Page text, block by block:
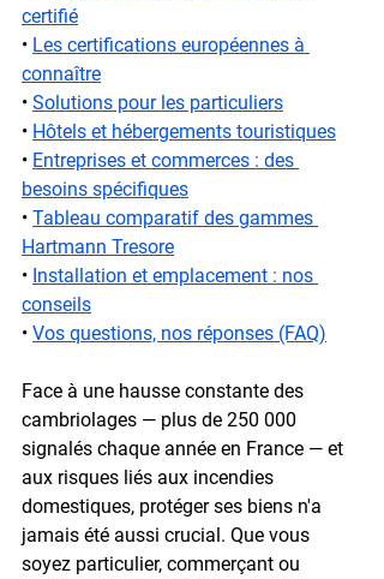
certifié
• Les certifications européennes à
connaître
• Solutions pour les particuliers
• Hôtels et hébergements touristiques
• Entreprises et commerces : des
besoins spécifiques
• Tableau comparatif des gammes
Hartmann Tresore
• Installation et emplacement : nos
conseils
• Vos questions, nos réponses (FAQ)
Face à une hausse constante des
cambriolages — plus de 250 000
signalés chaque année en France — et
aux risques liés aux incendies
domestiques, protéger ses biens n'a
jamais été aussi crucial. Que vous
soyez particulier, commerçant ou